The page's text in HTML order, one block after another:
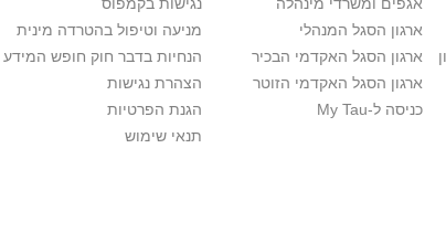
ארגון הסגל המנהלי
ארגון הסגל האקדמי הבכיר
ארגון הסגל האקדמי הזוטר
כניסה ל-My Tau
מניעה וטיפול בהטרדה מינית
הנחיות בדבר חוק חופש המידע
הצהרת נגישות
הגנת הפרטיות
תנאי שימוש